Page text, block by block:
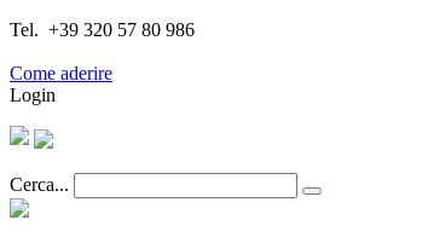
Tel. +39 320 57 80 986
Come aderire
Login
Cerca...